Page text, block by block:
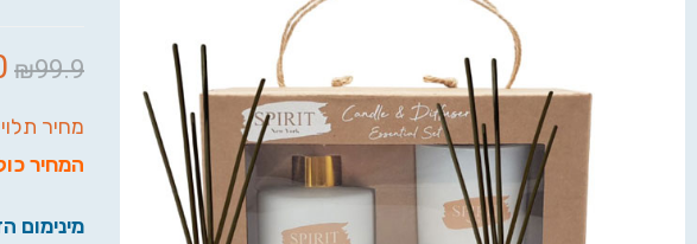
₪99.9
מחיר
המחיר
מינימום הזמנה: